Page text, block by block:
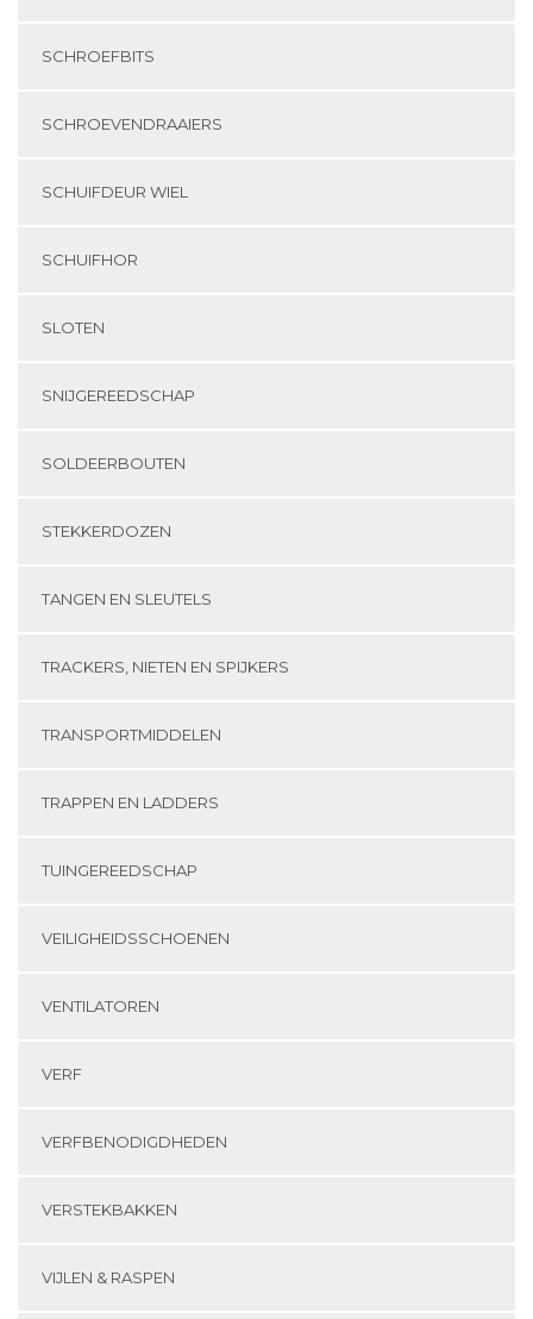
SCHROEFBITS
SCHROEVENDRAAIERS
SCHUIFDEUR WIEL
SCHUIFHOR
SLOTEN
SNIJGEREEDSCHAP
SOLDEERBOUTEN
STEKKERDOZEN
TANGEN EN SLEUTELS
TRACKERS, NIETEN EN SPIJKERS
TRANSPORTMIDDELEN
TRAPPEN EN LADDERS
TUINGEREEDSCHAP
VEILIGHEIDSSCHOENEN
VENTILATOREN
VERF
VERFBENODIGDHEDEN
VERSTEKBAKKEN
VIJLEN & RASPEN